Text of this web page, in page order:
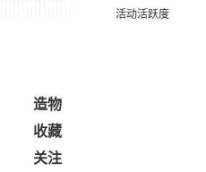
造物
收藏
关注